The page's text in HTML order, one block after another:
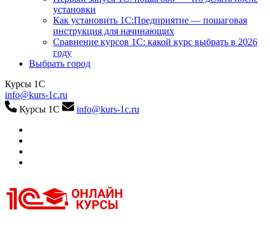
установки
Как установить 1С:Предприятие — пошаговая
инструкция для начинающих
Сравнение курсов 1С: какой курс выбрать в 2026
году
Выбрать город
Курсы 1С
info@kurs-1c.ru
Курсы 1С
info@kurs-1c.ru